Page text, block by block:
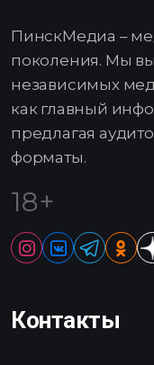
ПинскМедиа –
поколения. Мы
независимых
как главный
предлагая
форматы.
18+
Контакты